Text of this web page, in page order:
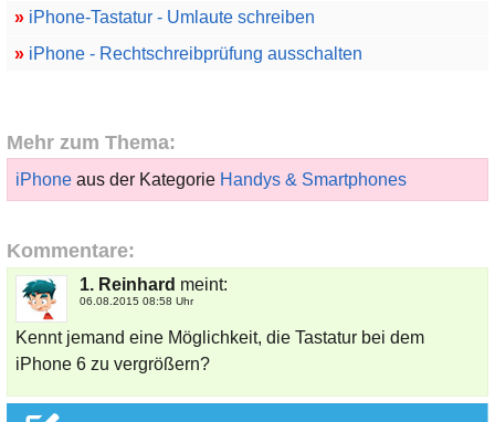
»iPhone-Tastatur - Umlaute schreiben
»iPhone - Rechtschreibprüfung ausschalten
Mehr zum Thema:
iPhoneaus der Kategorie Handys & Smartphones
Kommentare:
1. Reinhard meint:
06.08.2015 08:58 Uhr
Kennt jemand eine Möglichkeit, die Tastatur bei dem
iPhone 6 zu vergrößern?